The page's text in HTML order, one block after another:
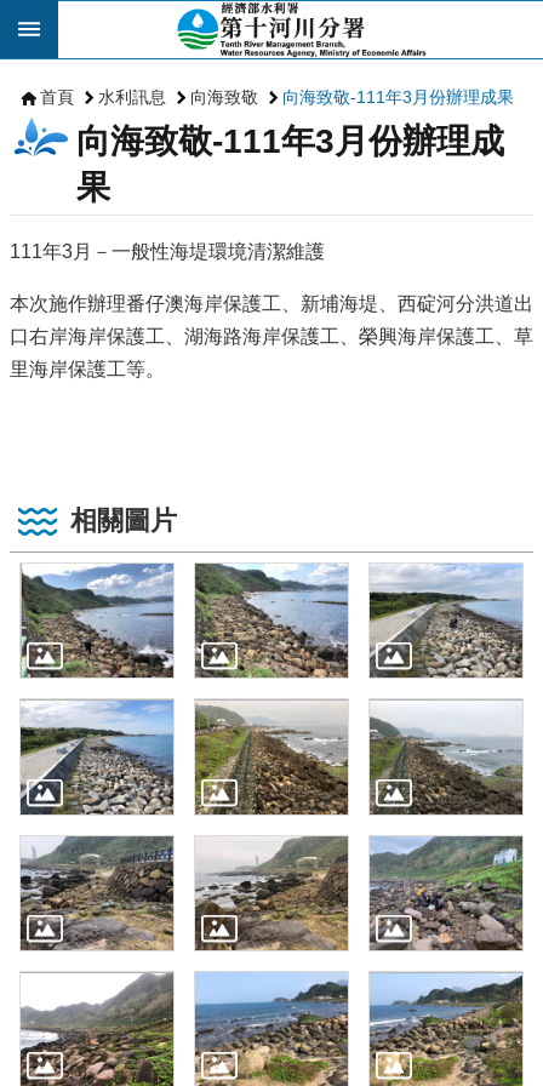
跳到主要內容區塊
首頁 水利訊息 向海致敬 向海致敬-111年3月份辦理成果
向海致敬-111年3月份辦理成
果
111年3月－一般性海堤環境清潔維護
本次施作辦理番仔澳海岸保護工、新埔海堤、西碇河分洪道出
口右岸海岸保護工、湖海路海岸保護工、榮興海岸保護工、草
里海岸保護工等。
相關圖片